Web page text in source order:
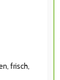
frisch,